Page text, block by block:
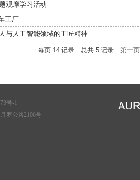
观摩学习活动
工厂
与人工智能领域的工匠精神
每页 14 记录 总共 5 记录 第一页
号-1
罗公路2106号